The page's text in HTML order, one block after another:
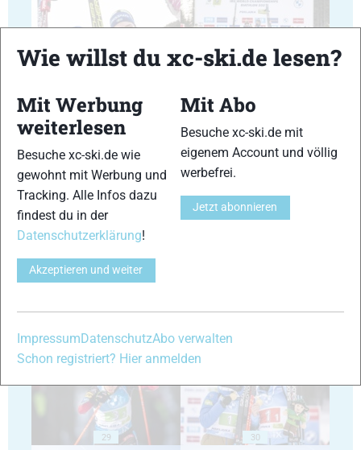
26
29 30
Wie willst du xc-ski.de lesen?
Mit Werbung
weiterlesen
Besuche xc-ski.de wie
gewohnt mit Werbung und
Tracking. Alle Infos dazu
findest du in der
Datenschutzerklärung!
Akzeptieren und weiter
Mit Abo
Besuche xc-ski.de mit
eigenem Account und völlig
werbefrei.
Jetzt abonnieren
Impressum DatenschutzAbo verwalten
Schon registriert? Hier anmelden